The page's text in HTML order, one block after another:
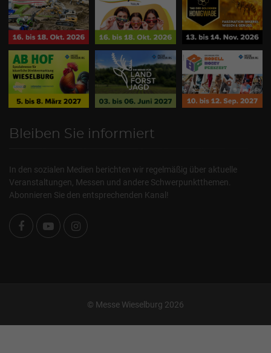
Bleiben Sie informiert
In den sozialen Medien berichten wir regelmäßig über aktuelle
Veranstaltungen, Messen und andere Schwerpunktthemen.
Abonnieren Sie den entsprechenden Kanal!
© Messe Wieselburg 2026